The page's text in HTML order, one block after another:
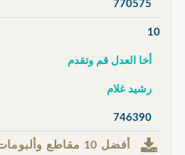
770575
10
أخا العدل قم وتقدم
رشيد غلام
746390
أفضل 10 مقاطع وألبومات حسب مرات التنزيل